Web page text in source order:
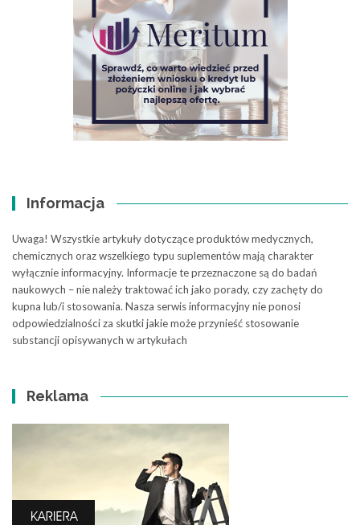
Informacja
Uwaga! Wszystkie artykuły dotyczące produktów medycznych,
chemicznych oraz wszelkiego typu suplementów mają charakter
wyłącznie informacyjny. Informacje te przeznaczone są do badań
naukowych – nie należy traktować ich jako porady, czy zachęty do
kupna lub/i stosowania. Nasza serwis informacyjny nie ponosi
odpowiedzialności za skutki jakie może przynieść stosowanie
substancji opisywanych w artykułach
Reklama